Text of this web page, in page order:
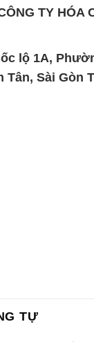
TY HÓA
lộ 1A,
Sài Gòn
TỰ